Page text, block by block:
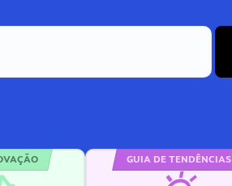
GUIA DE TENDÊNCIAS